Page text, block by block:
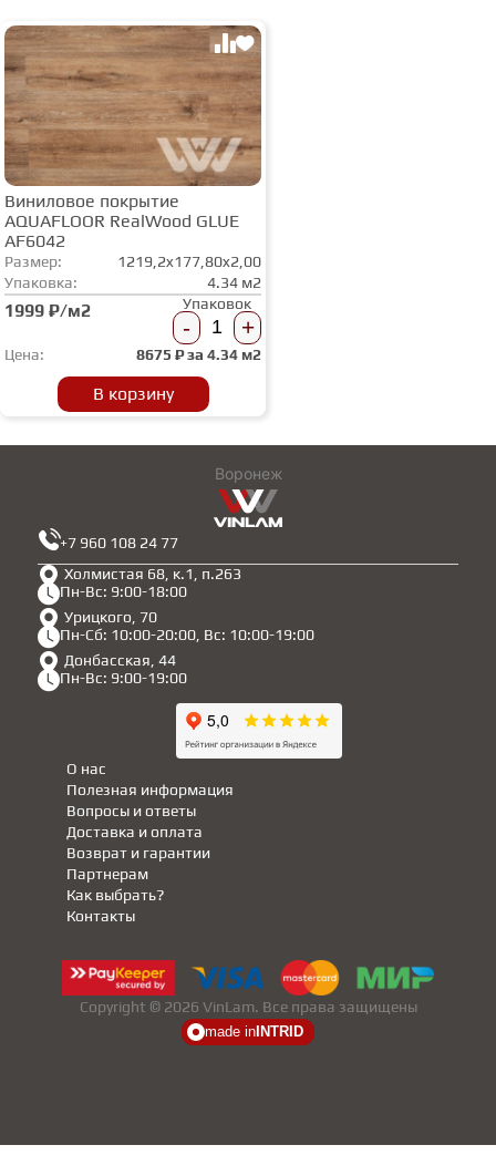
Виниловое покрытие
AQUAFLOOR RealWood GLUE
AF6042
Размер:
1219,2x177,80x2,00
Упаковка:
4.34 м2
1999 ₽/м2 Упаковок
- +
Цена: 8675 ₽ за 4.34 м2
В корзину
Воронеж
Холмистая 68, к.1, п.263
Пн-Вс: 9:00-18:00
Урицкого, 70
Пн-Сб: 10:00-20:00, Вс: 10:00-19:00
Донбасская, 44
Пн-Вс: 9:00-19:00
+7 960 108 24 77
Полезная информация
Партнерам
Вопросы и ответы
Доставка и оплата
Возврат и гарантии
Как выбрать?
О нас
Контакты
Copyright © 2026 VinLam. Все права защищены
made in INTRID